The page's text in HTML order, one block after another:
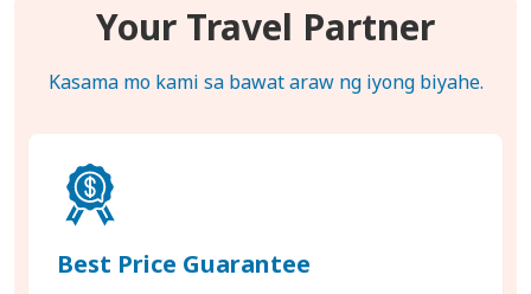
Your Travel Partner
Kasama mo kami sa bawat araw ng iyong biyahe.
Best Price Guarantee